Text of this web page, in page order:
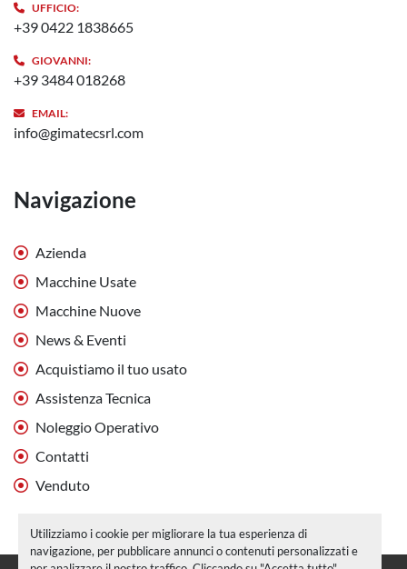
Utilizziamo i cookie per migliorare la tua esperienza di
navigazione, per pubblicare annunci o contenuti personalizzati e
UFFICIO:
+39 0422 1838665
GIOVANNI:
+39 3484 018268
EMAIL:
info@gimatecsrl.com
Navigazione
Azienda
Macchine Usate
Macchine Nuove
News & Eventi
Acquistiamo il tuo usato
Assistenza Tecnica
Noleggio Operativo
Contatti
Venduto